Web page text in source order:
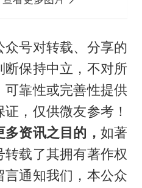
众号对转载、分享的
断保持中立，不对所
靠性或完善性提供
，仅供微友参考！
资讯之目的， 如著
载了其拥有著作权
通知我们，本公众